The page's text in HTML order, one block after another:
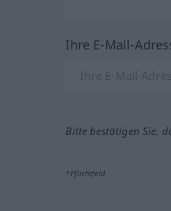
Ihre E-Mail-
Bitte bestätigen Sie,
*Pflichtfeld